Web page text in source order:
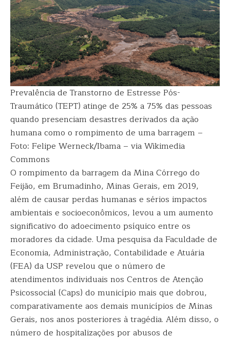
Prevalência de Transtorno de Estresse Pós-
Traumático (TEPT) atinge de 25% a 75% das pessoas
quando presenciam desastres derivados da ação
humana como o rompimento de uma barragem –
Foto: Felipe Werneck/Ibama – via Wikimedia
Commons
O rompimento da barragem da Mina Córrego do
Feijão, em Brumadinho, Minas Gerais, em 2019,
além de causar perdas humanas e sérios impactos
ambientais e socioeconômicos, levou a um aumento
significativo do adoecimento psíquico entre os
moradores da cidade. Uma pesquisa da Faculdade de
Economia, Administração, Contabilidade e Atuária
(FEA) da USP revelou que o número de
atendimentos individuais nos Centros de Atenção
Psicossocial (Caps) do município mais que dobrou,
comparativamente aos demais municípios de Minas
Gerais, nos anos posteriores à tragédia. Além disso, o
número de hospitalizações por abusos de